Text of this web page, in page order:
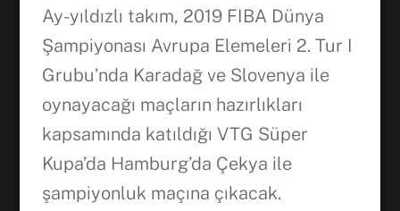
Ay-yıldızlı takım, 2019 FIBA Dünya
Şampiyonası Avrupa Elemeleri 2. Tur I
Grubu’nda Karadağ ve Slovenya ile
oynayacağı maçların hazırlıkları
kapsamında katıldığı VTG Süper
Kupa’da Hamburg’da Çekya ile
şampiyonluk maçına çıkacak.